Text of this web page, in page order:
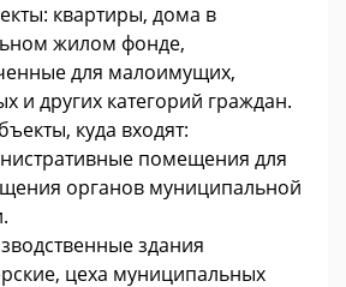
квартиры, дома в
жилом фонде,
для малоимущих,
и других категорий граждан.
куда входят:
помещения для
органов муниципальной
здания
цеха муниципальных